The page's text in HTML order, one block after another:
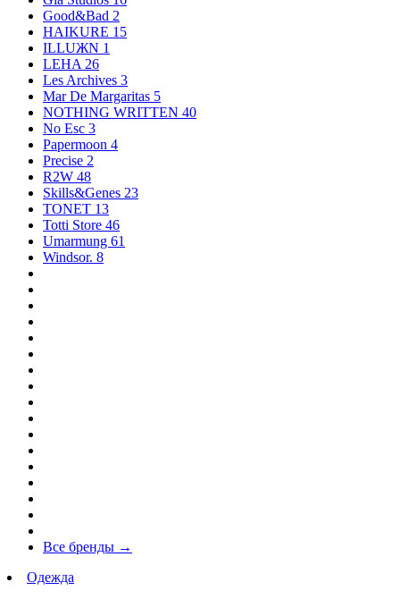
Good&Bad 2
HAIKURE 15
ILLUЖN 1
LEHA 26
Les Archives 3
Mar De Margaritas 5
NOTHING WRITTEN 40
No Esc 3
Papermoon 4
Precise 2
R2W 48
Skills&Genes 23
TONET 13
Totti Store 46
Umarmung 61
Windsor. 8
Все бренды →
Одежда